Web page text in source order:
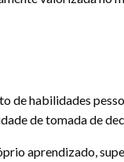
de habilidades
de tomada de
aprendizado,